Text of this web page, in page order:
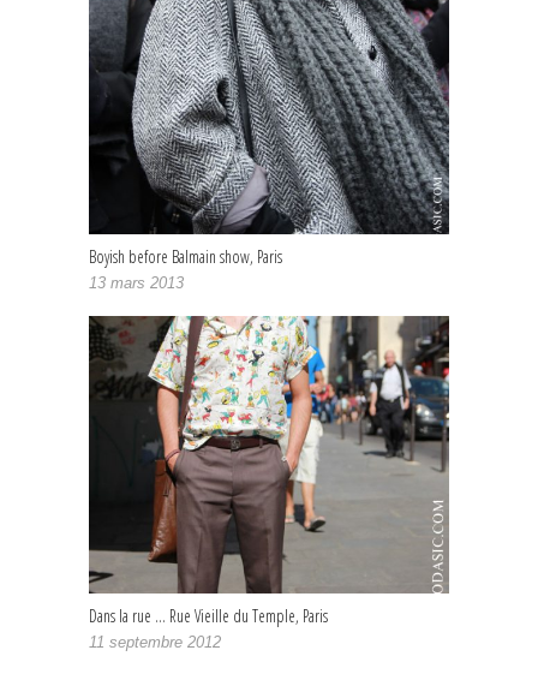
Boyish before Balmain show, Paris
13 mars 2013
Dans la rue … Rue Vieille du Temple, Paris
11 septembre 2012